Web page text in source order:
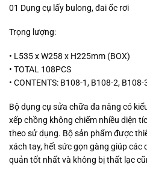
01 Dụng cụ lấy bulong, đai ốc rơi
Trọng lượng:
• L535 x W258 x H225mm (BOX)
• TOTAL 108PCS
• CONTENTS: B108-1, B108-2,
Bộ dụng cụ sửa chữa đa năng có
xếp chồng không chiếm nhiều diện
theo sử dụng. Bộ sản phẩm được
xách tay, hết sức gọn gàng giúp các
quản tốt nhất và không bị thất lạc